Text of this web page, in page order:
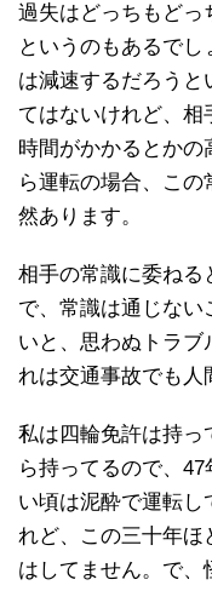
過失はどっちもどっ
というのもあるで
は減速するだろうと
てはないけれど、相
時間がかかるとか
ら運転の場合、こ
然あります。
相手の常識に委ねる
で、常識は通じない
いと、思わぬトラブ
れは交通事故でも人
私は四輪免許は持っ
ら持ってるので、
い頃は泥酔で運転し
れど、この三十年ほ
はしてません。で、